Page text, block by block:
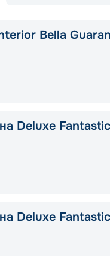
Bella
Deluxe
Deluxe